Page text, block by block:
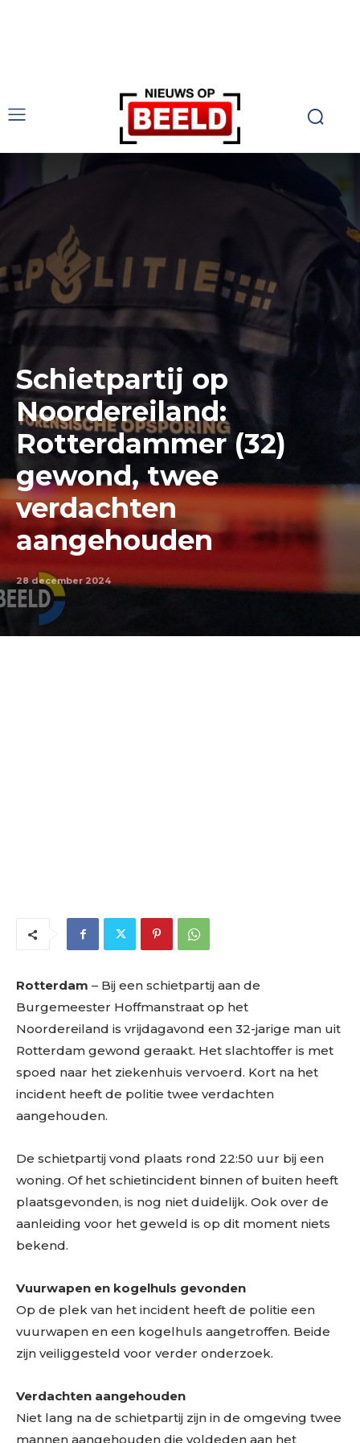
Schietpartij op
Noordereiland:
Rotterdammer (32)
gewond, twee
verdachten
aangehouden
28 december 2024
Rotterdam – Bij een schietpartij aan de
Burgemeester Hoffmanstraat op het
Noordereiland is vrijdagavond een 32-jarige man uit
Rotterdam gewond geraakt. Het slachtoffer is met
spoed naar het ziekenhuis vervoerd. Kort na het
incident heeft de politie twee verdachten
aangehouden.
De schietpartij vond plaats rond 22:50 uur bij een
woning. Of het schietincident binnen of buiten heeft
plaatsgevonden, is nog niet duidelijk. Ook over de
aanleiding voor het geweld is op dit moment niets
bekend.
Vuurwapen en kogelhuls gevonden
Op de plek van het incident heeft de politie een
vuurwapen en een kogelhuls aangetroffen. Beide
zijn veiliggesteld voor verder onderzoek.
Verdachten aangehouden
Niet lang na de schietpartij zijn in de omgeving twee
mannen aangehouden die voldeden aan het